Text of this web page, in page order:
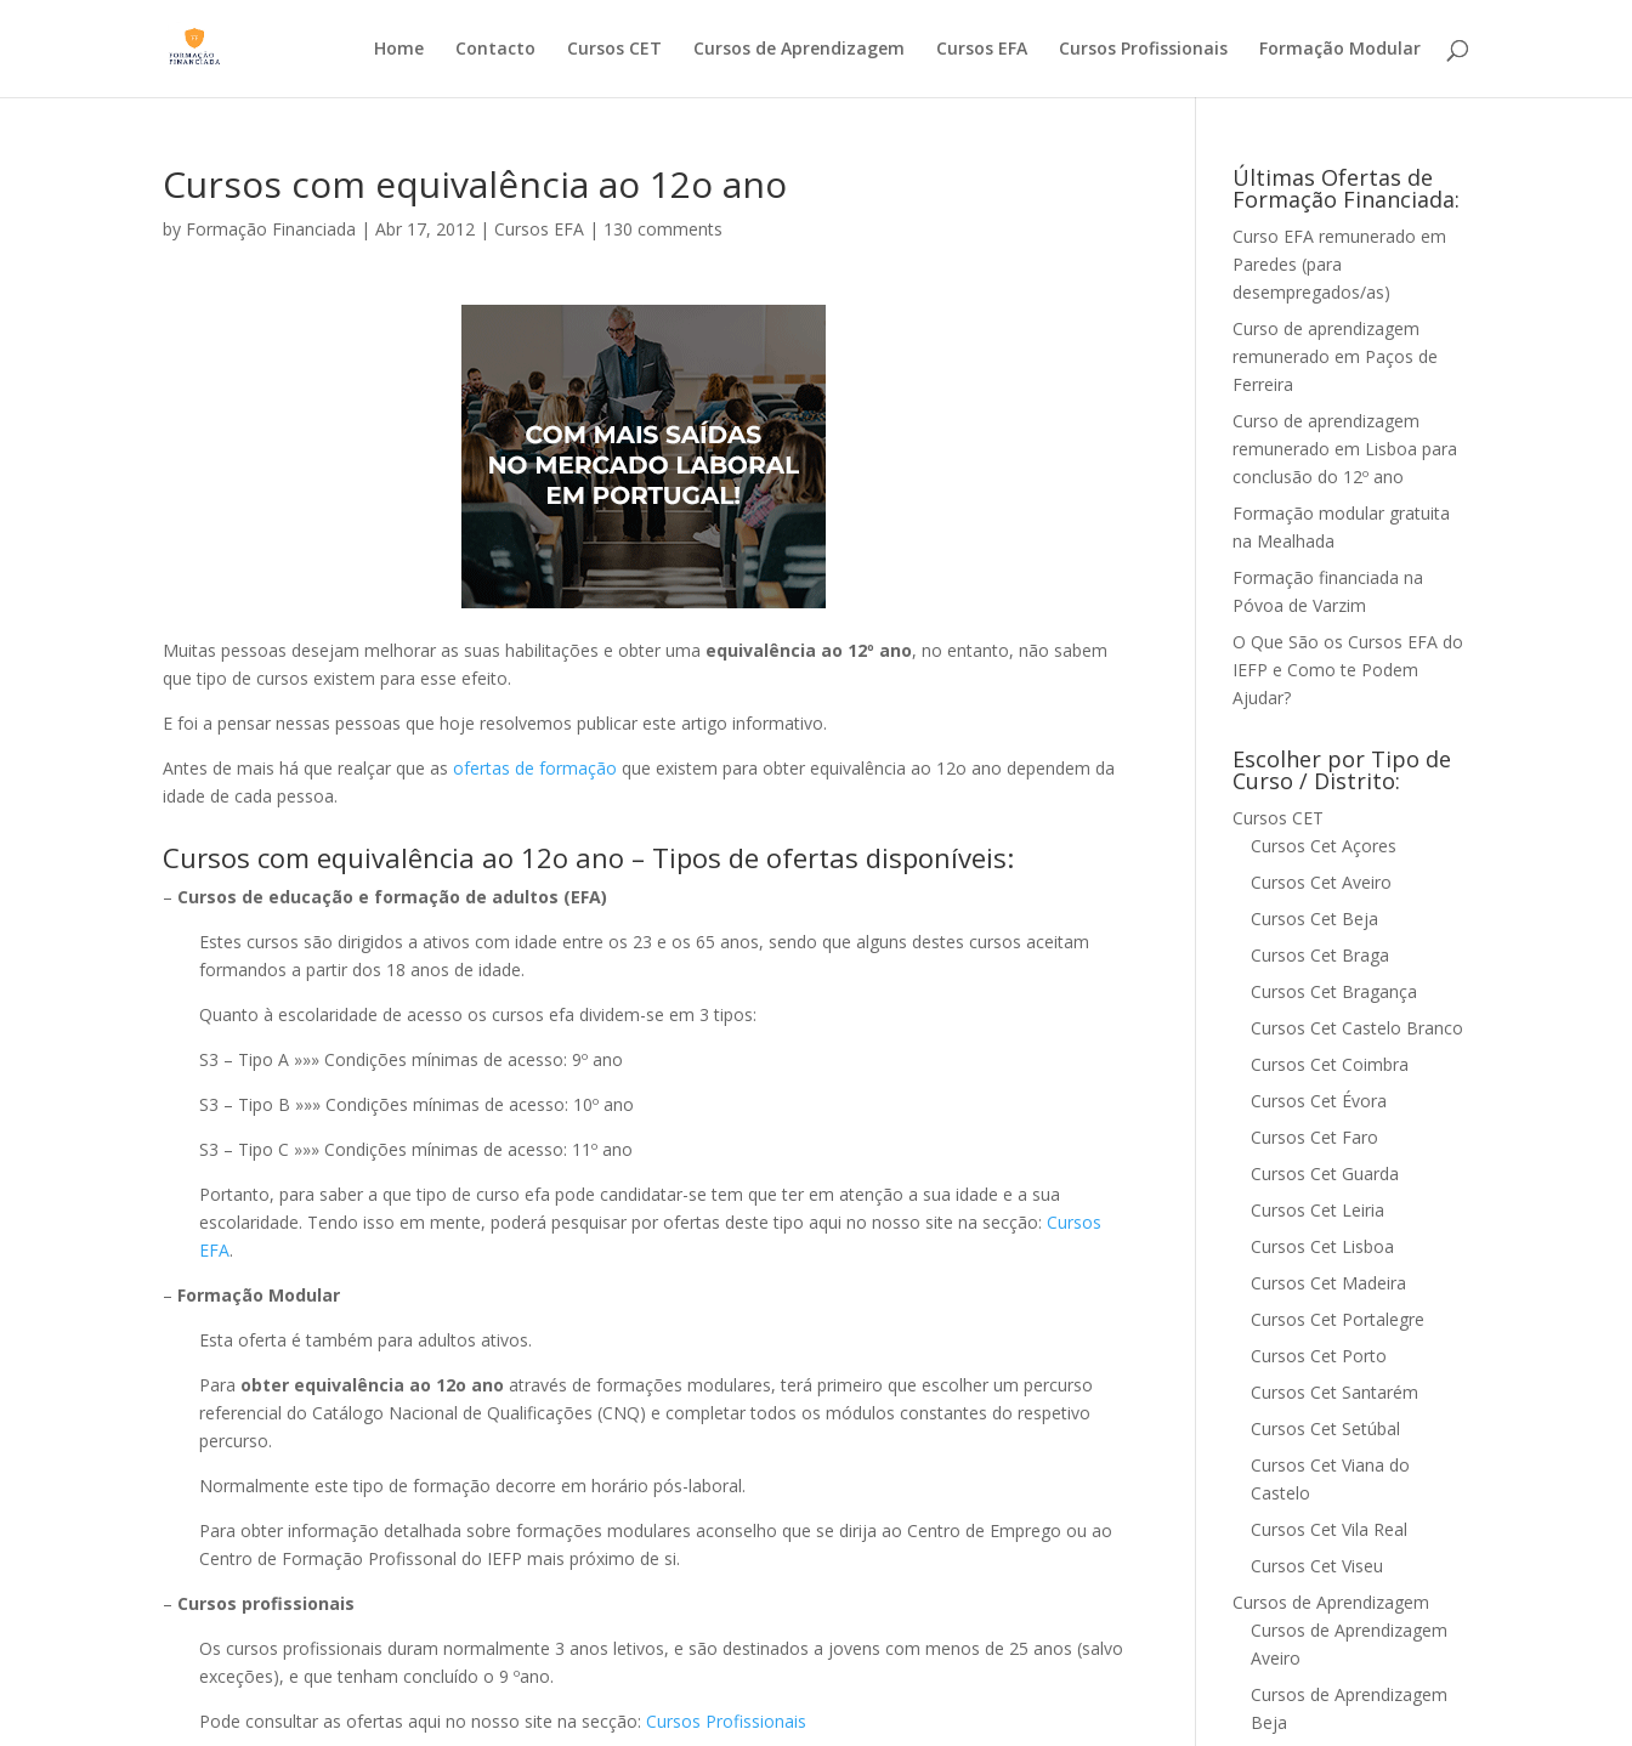
Home Contacto Cursos CET Cursos de Aprendizagem Cursos EFA Cursos Profissionais Formação Modular
Cursos com equivalência ao 12o ano
by Formação Financiada |Abr 17, 2012 | Cursos EFA | 130 comments
Muitas pessoas desejam melhorar as suas habilitações e obter uma equivalência ao 12º ano, no entanto, não sabem
que tipo de cursos existem para esse efeito.
E foi a pensar nessas pessoas que hoje resolvemos publicar este artigo informativo.
Antes de mais há que realçar que asofertas de formação que existem para obter equivalência ao 12o ano dependem da
idade de cada pessoa.
Cursos com equivalência ao 12o ano – Tipos de ofertas disponíveis:
– Cursos de educação e formação de adultos (EFA)
Estes cursos são dirigidos a ativos com idade entre os 23 e os 65 anos, sendo que alguns destes cursos aceitam
formandos a partir dos 18 anos de idade.
Quanto à escolaridade de acesso os cursos efa dividem-se em 3 tipos:
S3 – Tipo A »»» Condições mínimas de acesso: 9º ano
S3 – Tipo B »»» Condições mínimas de acesso: 10º ano
S3 – Tipo C »»» Condições mínimas de acesso: 11º ano
Portanto, para saber a que tipo de curso efa pode candidatar-se tem que ter em atenção a sua idade e a sua
escolaridade. Tendo isso em mente, poderá pesquisar por ofertas deste tipo aqui no nosso site na secção:Cursos
EFA.
– Formação Modular
Esta oferta é também para adultos ativos.
Para obter equivalência ao 12o ano através de formações modulares, terá primeiro que escolher um percurso
referencial do Catálogo Nacional de Qualificações (CNQ) e completar todos os módulos constantes do respetivo
percurso.
Normalmente este tipo de formação decorre em horário pós-laboral.
Para obter informação detalhada sobre formações modulares aconselho que se dirija ao Centro de Emprego ou ao
Centro de Formação Profissonal do IEFP mais próximo de si.
– Cursos profissionais
Os cursos profissionais duram normalmente 3 anos letivos, e são destinados a jovens com menos de 25 anos (salvo
exceções), e que tenham concluído o 9 ºano.
Pode consultar as ofertas aqui no nosso site na secção:Cursos Profissionais
Últimas Ofertas de
Formação Financiada:
Curso EFA remunerado em
Paredes (para
desempregados/as)
Curso de aprendizagem
remunerado em Paços de
Ferreira
Curso de aprendizagem
remunerado em Lisboa para
conclusão do 12º ano
Formação modular gratuita
na Mealhada
Formação financiada na
Póvoa de Varzim
O Que São os Cursos EFA do
IEFP e Como te Podem
Ajudar?
Escolher por Tipo de
Curso / Distrito:
Cursos CET
Cursos Cet Açores
Cursos Cet Aveiro
Cursos Cet Beja
Cursos Cet Braga
Cursos Cet Bragança
Cursos Cet Castelo Branco
Cursos Cet Coimbra
Cursos Cet Évora
Cursos Cet Faro
Cursos Cet Guarda
Cursos Cet Leiria
Cursos Cet Lisboa
Cursos Cet Madeira
Cursos Cet Portalegre
Cursos Cet Porto
Cursos Cet Santarém
Cursos Cet Setúbal
Cursos Cet Viana do
Castelo
Cursos Cet Vila Real
Cursos Cet Viseu
Cursos de Aprendizagem
Cursos de Aprendizagem
Aveiro
Cursos de Aprendizagem
Beja